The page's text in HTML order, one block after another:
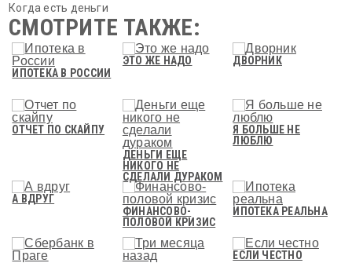
Когда есть деньги
СМОТРИТЕ ТАКЖЕ:
ИПОТЕКА В РОССИИ
ЭТО ЖЕ НАДО ДВОРНИК
ОТЧЕТ ПО СКАЙПУ
ДЕНЬГИ ЕЩЕ
НИКОГО НЕ
СДЕЛАЛИ ДУРАКОМ
Я БОЛЬШЕ НЕ
ЛЮБЛЮ
А ВДРУГ
ФИНАНСОВО-
ПОЛОВОЙ КРИЗИС
ИПОТЕКА РЕАЛЬНА
ЕСЛИ ЧЕСТНО